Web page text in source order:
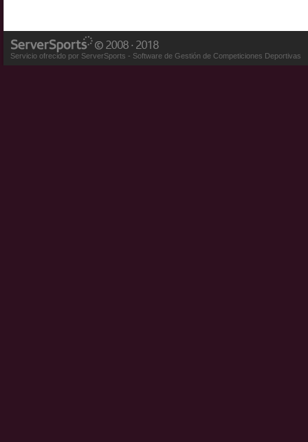
Servicio ofrecido por ServerSports - Software de Gestión de Competiciones Deportivas